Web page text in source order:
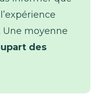
. Une moyenne
des